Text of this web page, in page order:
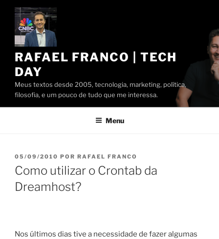
Pular
conteúdo
RAFAEL FRANCO | TECH
DAY
Meus textos desde 2005, tecnologia, marketing, política,
filosofia, e um pouco de tudo que me interessa.
Menu
PUBLICADO
EM
05/09/2010 POR RAFAEL FRANCO
Como utilizar o Crontab da
Dreamhost?
Nos últimos dias tive a necessidade de fazer algumas